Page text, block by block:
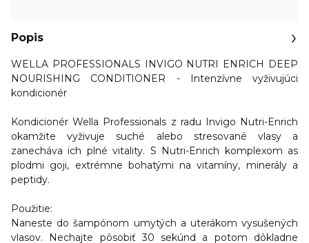
Popis
WELLA PROFESSIONALS INVIGO NUTRI ENRICH DEEP
NOURISHING CONDITIONER - Intenzívne vyživujúci
kondicionér
Kondicionér Wella Professionals z radu Invigo Nutri-Enrich
okamžite vyživuje suché alebo stresované vlasy a
zanecháva ich plné vitality. S Nutri-Enrich komplexom as
plodmi goji, extrémne bohatými na vitamíny, minerály a
peptidy.
Použitie:
Naneste do šampónom umytých a uterákom vysušených
vlasov. Nechajte pôsobiť 30 sekúnd a potom dôkladne